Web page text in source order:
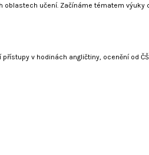
učení. Začínáme tématem výuky
v hodinách angličtiny, ocenění od